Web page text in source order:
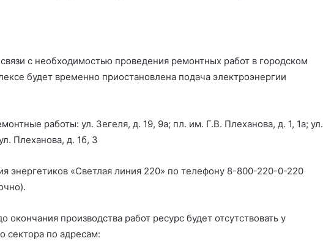
связи с необходимостью проведения ремонтных работ в городском
будет временно приостановлена подача электроэнергии
работы: ул. Зегеля, д. 19, 9а; пл. им. Г.В. Плеханова, д. 1, 1а; ул.
Плеханова, д. 1б, 3
энергетиков «Светлая линия 220» по телефону 8-800-220-0-220
окончания производства работ ресурс будет отсутствовать у
сектора по адресам: